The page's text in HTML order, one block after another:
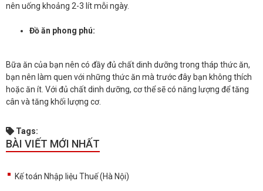
nên uống khoảng 2-3 lít mỗi ngày.
Đồ ăn phong phú:
Bữa ăn của bạn nên có đầy đủ chất dinh dưỡng trong tháp thức ăn,
bạn nên làm quen với những thức ăn mà trước đây bạn không thích
hoặc ăn ít. Với đủ chất dinh dưỡng, cơ thể sẽ có năng lượng để tăng
cân và tăng khối lượng cơ.
Tags:
BÀI VIẾT MỚI NHẤT
Kế toán Nhập liệu Thuế (Hà Nội)